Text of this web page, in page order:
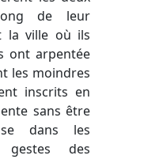
de leur
la ville où ils
ont arpentée
les moindres
inscrits en
sans être
dans les
des